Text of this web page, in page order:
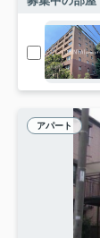
アパート